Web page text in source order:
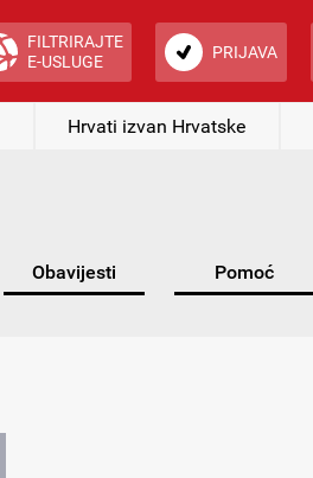
FILTRIRAJTE
E-USLUGE
PRIJAVA
Hrvati izvan Hrvatske
Obavijesti Pomoć